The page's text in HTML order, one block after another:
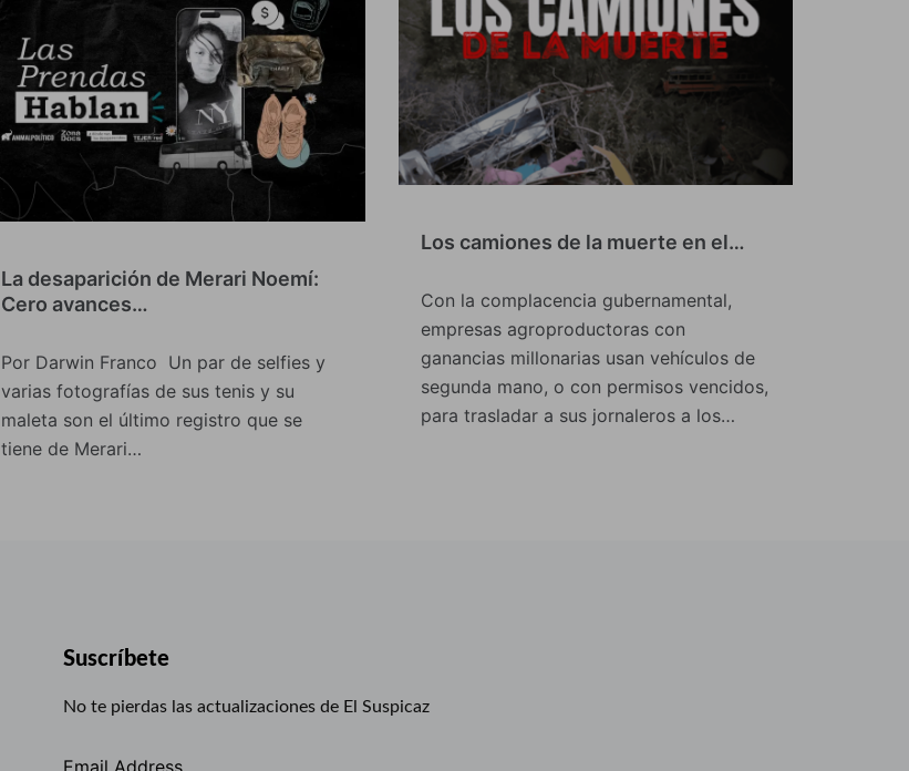
La desaparición de Merari Noemí:
Cero avances…
Por Darwin Franco Un par de selfies y
varias fotografías de sus tenis y su
maleta son el último registro que se
tiene de Merari…
Los camiones de la muerte en el…
Con la complacencia gubernamental,
empresas agroproductoras con
ganancias millonarias usan vehículos de
segunda mano, o con permisos vencidos,
para trasladar a sus jornaleros a los…
Suscríbete
No te pierdas las actualizaciones de El Suspicaz
Email Address